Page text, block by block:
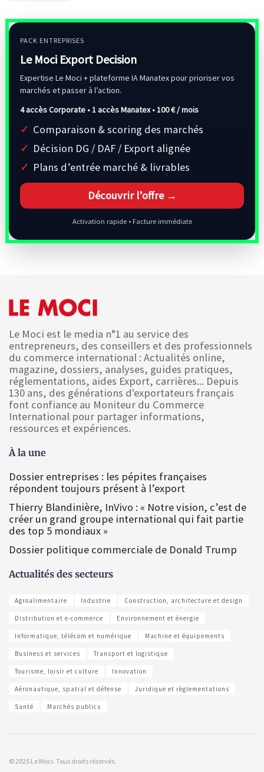
PACK ENTREPRISES
Le Moci Export Decision
Expertise Le Moci + plateforme IA Manatex pour prioriser vos
marchés et passer à l’action.
4 accès Corporate • 1 accès Manatex •100 € / mois
Comparaison & scoring des marchés
Décision DG / DAF / Export alignée
Plans d’entrée marché & livrables
Découvrir l’offre →
Activation rapide • Facture immédiate
Le Moci est le media n°1 au service des
entrepreneurs, des conseillers et des professionnels
du commerce international : Actualités online,
magazine, dossiers, analyses, guides pratiques,
réglementations, aides Export, carrières... Depuis
130 ans, des générations d'exportateurs français
font confiance au Moniteur du Commerce
International pour partager informations,
ressources et expériences.
À la une
Dossier entreprises : les pépites françaises
répondent toujours présent à l’export
Thierry Blandinière, InVivo : « Notre vision, c’est de
créer un grand groupe international qui fait partie
des top 5 mondiaux »
Dossier politique commerciale de Donald Trump
Actualités des secteurs
Agroalimentaire Industrie Construction, architecture et design
Distribution et e-commerce Environnement et énergie
Informatique, télécom et numérique Machine et équipements
Business et services Transport et logistique
Tourisme, loisir et culture Innovation
Aéronautique, spatial et défense Juridique et règlementations
Santé Marchés publics
© 2025 Le Moci. Tous droits réservés.